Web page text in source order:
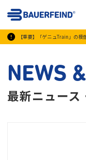
【重要】「ゲニュTrain」の
NEWS
最新ニュース